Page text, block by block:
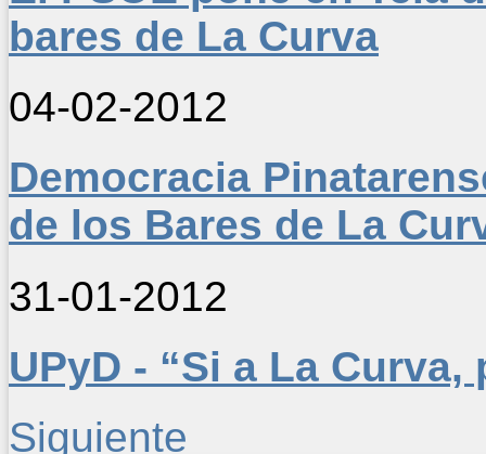
bares de La Curva
04-02-2012
Democracia
de los Bares de La
31-01-2012
UPyD - “Si a La
Siguiente